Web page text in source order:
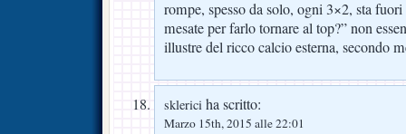
rompe, spesso da solo, ogni 3×2, sta
mesate per farlo tornare al top?” non
illustre del ricco calcio esterna, secondo
sklerici ha scritto:
Marzo 15th, 2015 alle 22:01